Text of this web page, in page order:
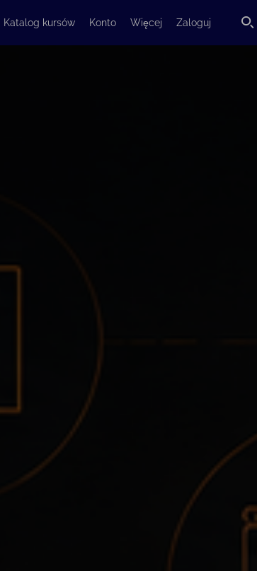
Katalog kursów Konto Więcej Zaloguj